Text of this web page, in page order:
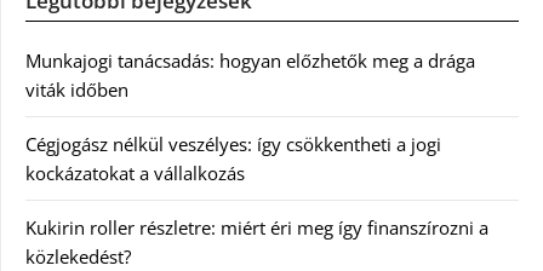
Munkajogi tanácsadás: hogyan előzhetők meg a drága
viták időben
Cégjogász nélkül veszélyes: így csökkentheti a jogi
kockázatokat a vállalkozás
Kukirin roller részletre: miért éri meg így finanszírozni a
közlekedést?